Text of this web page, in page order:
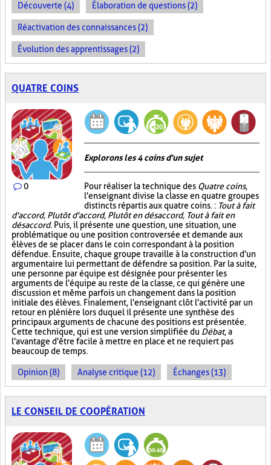
Découverte (4) Élaboration de questions (2)
Réactivation des connaissances (2)
Évolution des apprentissages (2)
QUATRE COINS
0
Explorons les 4 coins d'un sujet
Pour réaliser la technique des Quatre coins,
l'enseignant divise la classe en quatre groupes
distincts répartis aux quatre coins. : Tout à fait
d'accord, Plutôt d'accord, Plutôt en désaccord, Tout à fait en
désaccord. Puis, il présente une question, une situation, une
problématique ou une position controversée et demande aux
élèves de se placer dans le coin correspondant à la position
défendue. Ensuite, chaque groupe travaille à la construction d'un
argumentaire lui permettant de défendre sa position. Par la suite,
une personne par équipe est désignée pour présenter les
arguments de l'équipe au reste de la classe, ce qui génère une
discussion et même parfois un changement dans la position
initiale des élèves. Finalement, l'enseignant clôt l'activité par un
retour en plénière lors duquel il présente une synthèse des
principaux arguments de chacune des positions est présentée.
Cette technique, qui est une version simplifiée du Débat, a
l'avantage d'être facile à mettre en place et ne requiert pas
beaucoup de temps.
Opinion (8) Analyse critique (12) Échanges (13)
LE CONSEIL DE COOPÉRATION